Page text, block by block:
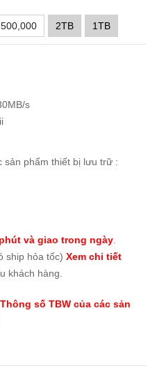
2TB 1TB
s
phẩm thiết bị lưu trữ :
và giao trong ngày
ship hỏa tốc) Xem chi tiết
khách hàng.
số TBW của các sản